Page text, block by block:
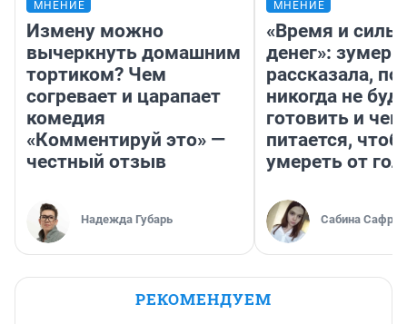
МНЕНИЕ
Измену можно
вычеркнуть домашним
тортиком? Чем
согревает и царапает
комедия
«Комментируй это» —
честный отзыв
Надежда Губарь
МНЕНИЕ
«Время и
денег»:
рассказала,
никогда не
готовить и чем
питается,
умереть от
Сабина
РЕКОМЕНДУЕМ